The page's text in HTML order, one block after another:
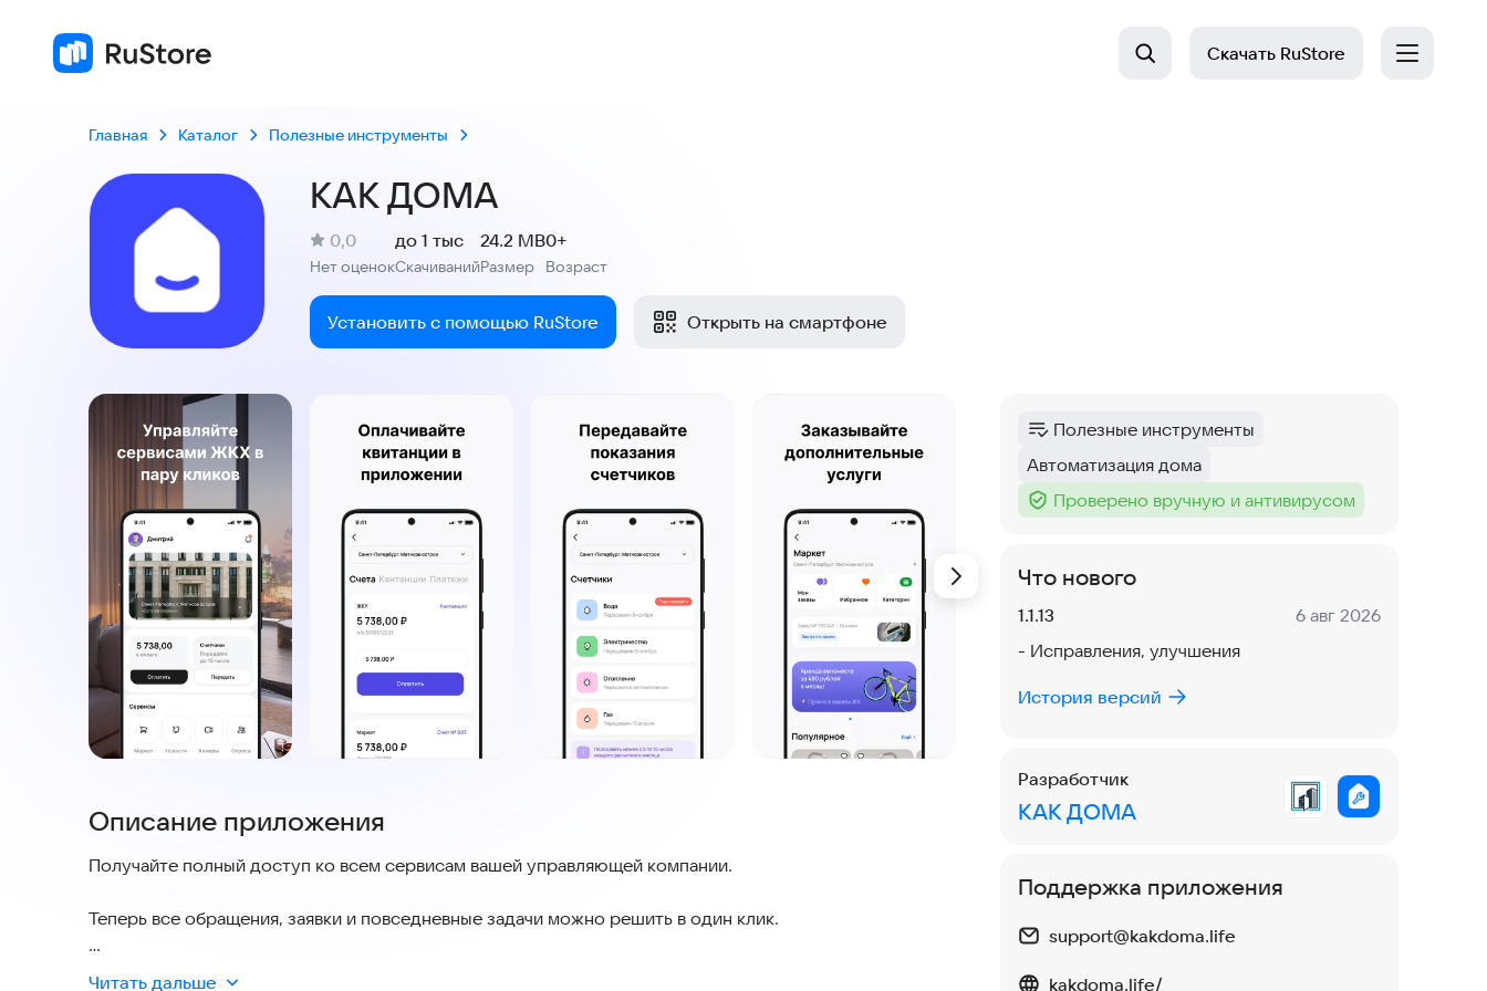
Скачать RuStore
Главная Каталог Полезные инструменты
КАК ДОМА
Рейтинг:
0,0
Нет оценокСкачиваний
до 1 тыс
Размер
24.2 MB
Возраст
0+
Установить с помощью RuStore Открыть на смартфоне
Скриншоты
Описание приложения
Получайте полный доступ ко всем сервисам вашей управляющей компании.
Теперь все обращения, заявки и повседневные задачи можно решить в один клик.
Что умеет наш сервис:
Читать дальше
Категория:
Полезные инструменты
Тег:
Автоматизация дома
Тег :
Проверено вручную и антивирусом
Что нового
Версия:
1.1.13 Дата:
6 авг 2026
- Исправления, улучшения
История версий
Разработчик
КАК ДОМА
Поддержка приложения
support@kakdoma.life
kakdoma.life/